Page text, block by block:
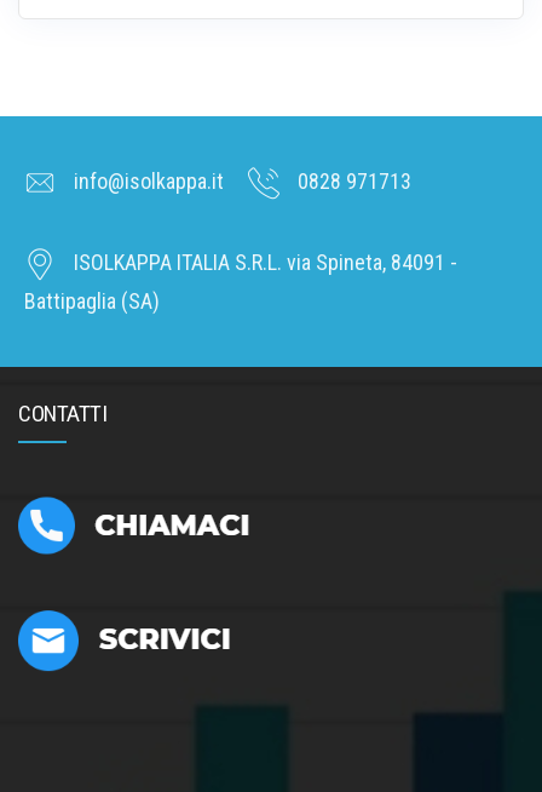
info@isolkappa.it 0828 971713
ISOLKAPPA ITALIA S.R.L. via Spineta, 84091 -
Battipaglia (SA)
CONTATTI